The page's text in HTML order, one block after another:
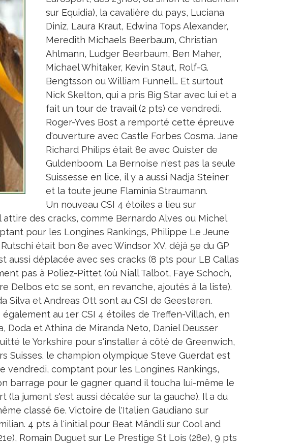
sur Equidia), la cavalière du pays, Luciana
Diniz, Laura Kraut, Edwina Tops Alexander,
Meredith Michaels Beerbaum, Christian
Ahlmann, Ludger Beerbaum, Ben Maher,
Michael Whitaker, Kevin Staut, Rolf-G.
Bengtsson ou William Funnell… Et surtout
Nick Skelton, qui a pris Big Star avec lui et a
fait un tour de travail (2 pts) ce vendredi.
Roger-Yves Bost a remporté cette épreuve
d'ouverture avec Castle Forbes Cosma. Jane
Richard Philips était 8e avec Quister de
Guldenboom. La Bernoise n'est pas la seule
Suissesse en lice, il y a aussi Nadja Steiner
et la toute jeune Flaminia Straumann.
Un nouveau CSI 4 étoiles a lieu sur
des cracks, comme Bernardo Alves ou Michel
pour les Longines Rankings, Philippe Le Jeune
était bon 8e avec Windsor XV, déjà 5e du GP
aussi déplacée avec ses cracks (8 pts pour LB Callas
pas à Poliez-Pittet (où Niall Talbot, Faye Schoch,
Delbos etc se sont, en revanche, ajoutés à la liste).
Silva et Andreas Ott sont au CSI de Geesteren.
au 1er CSI 4 étoiles de Treffen-Villach, en
Doda et Athina de Miranda Neto, Daniel Deusser
le Yorkshire pour s'installer à côté de Greenwich,
Suisses. le champion olympique Steve Guerdat est
vendredi, comptant pour les Longines Rankings,
barrage pour le gagner quand il toucha lui-même le
jument s'est aussi décalée sur la gauche). Il a du
classé 6e. Victoire de l'Italien Gaudiano sur
4 pts à l'initial pour Beat Mändli sur Cool and
Romain Duguet sur Le Prestige St Lois (28e), 9 pts